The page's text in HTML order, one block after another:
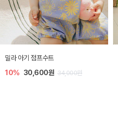
토닉 아기 민소매 티셔츠
20% 11,200원 14,000원